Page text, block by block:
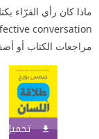
ماذا كان رأي القرّاء
مراجعات الكتاب أو
تحميل